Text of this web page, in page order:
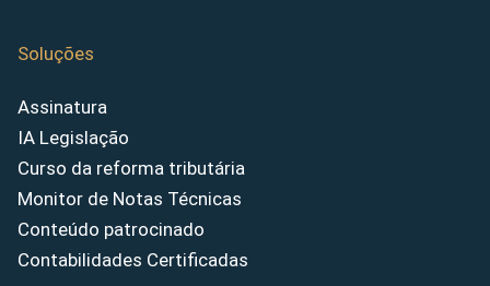
Soluções
Assinatura
IA Legislação
Curso da reforma tributária
Monitor de Notas Técnicas
Conteúdo patrocinado
Contabilidades Certificadas